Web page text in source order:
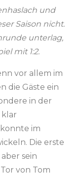
und
Saison nicht.
unterlag,
mit 1:2.
vor allem im
die Gäste ein
in der
klar
im
Die erste
sein
von Tom